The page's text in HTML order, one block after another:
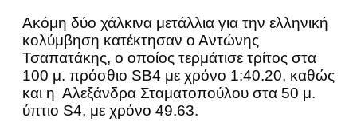
Ακόμη δύο χάλκινα μετάλλια για την ελληνική
κολύμβηση κατέκτησαν ο Αντώνης
Τσαπατάκης, ο οποίος τερμάτισε τρίτος στα
100 μ. πρόσθιο SB4 με χρόνο 1:40.20, καθώς
και η Αλεξάνδρα Σταματοπούλου στα 50 μ.
ύπτιο S4, με χρόνο 49.63.